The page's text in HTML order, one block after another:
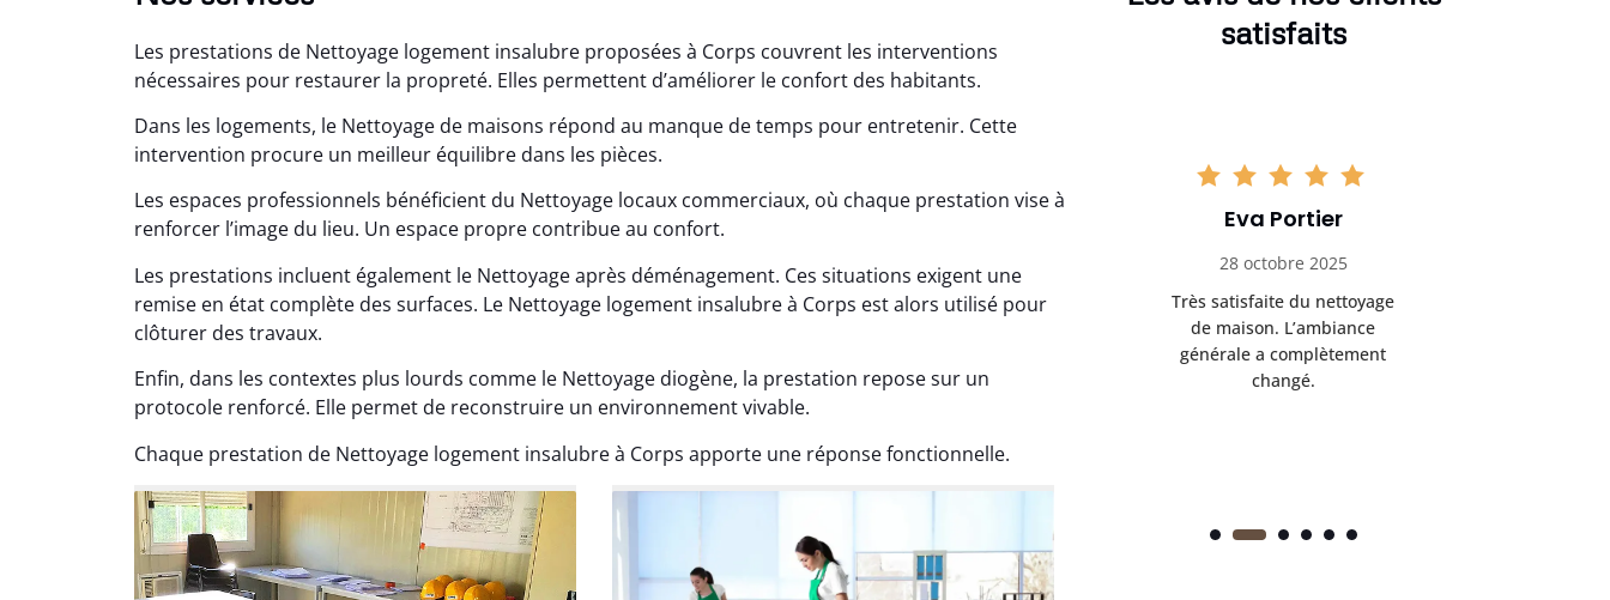
Les prestations de Nettoyage logement insalubre proposées à Corps couvrent les interventions
nécessaires pour restaurer la propreté. Elles permettent d’améliorer le confort des habitants.
Dans les logements, le Nettoyage de maisons répond au manque de temps pour entretenir. Cette
intervention procure un meilleur équilibre dans les pièces.
Les espaces professionnels bénéficient du Nettoyage locaux commerciaux, où chaque prestation vise à
renforcer l’image du lieu. Un espace propre contribue au confort.
Les prestations incluent également le Nettoyage après déménagement. Ces situations exigent une
remise en état complète des surfaces. Le Nettoyage logement insalubre à Corps est alors utilisé pour
clôturer des travaux.
Enfin, dans les contextes plus lourds comme le Nettoyage diogène, la prestation repose sur un
protocole renforcé. Elle permet de reconstruire un environnement vivable.
Chaque prestation de Nettoyage logement insalubre à Corps apporte une réponse fonctionnelle.
satisfaits
Léana Gresset
15 décembre 2025
Nettoyage après chantier
proprement.
Noham Giraudet
16 octobre 2025
Nettoyage d’appartement
rentrant chez soi.
Eva Portier
28 octobre 2025
Très satisfaite du nettoyage
de maison. L’ambiance
générale a complètement
changé.